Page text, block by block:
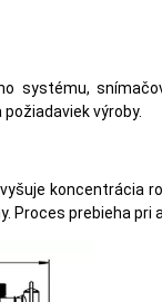
systému,
výroby.
koncentrácia
Proces prebieha pri